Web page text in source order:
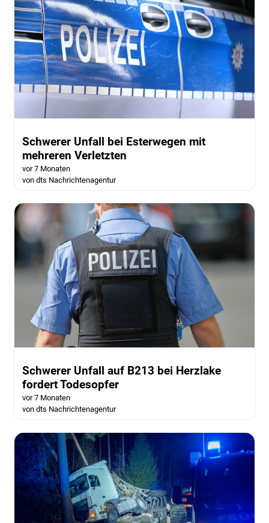
Schwerer Unfall bei Esterwegen mit
mehreren Verletzten
vor 7 Monaten
von dts Nachrichtenagentur
Schwerer Unfall auf B213 bei Herzlake
fordert Todesopfer
vor 7 Monaten
von dts Nachrichtenagentur